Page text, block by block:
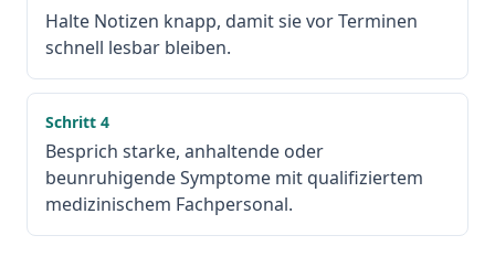
Halte Notizen knapp, damit sie vor Terminen
schnell lesbar bleiben.
Schritt 4
Besprich starke, anhaltende oder
beunruhigende Symptome mit qualifiziertem
medizinischem Fachpersonal.